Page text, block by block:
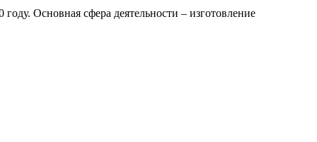
Основная сфера деятельности – изготовление